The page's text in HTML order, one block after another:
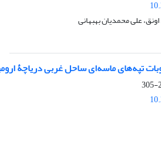
علی محمدیان بهبهانی
تپه‌های ماسه‌ای ساحل غربی دریاچۀ